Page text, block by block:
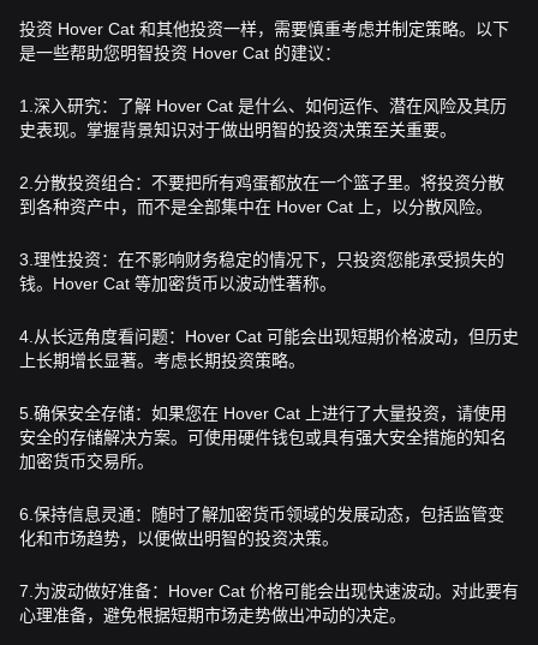
投资 Hover Cat 和其他投资一样，需要慎重考虑并制定策略。以下
是一些帮助您明智投资 Hover Cat 的建议：
1.深入研究：了解 Hover Cat 是什么、如何运作、潜在风险及其历
史表现。掌握背景知识对于做出明智的投资决策至关重要。
2.分散投资组合：不要把所有鸡蛋都放在一个篮子里。将投资分散
到各种资产中，而不是全部集中在 Hover Cat 上，以分散风险。
3.理性投资：在不影响财务稳定的情况下，只投资您能承受损失的
钱。Hover Cat 等加密货币以波动性著称。
4.从长远角度看问题：Hover Cat 可能会出现短期价格波动，但历史
上长期增长显著。考虑长期投资策略。
5.确保安全存储：如果您在 Hover Cat 上进行了大量投资，请使用
安全的存储解决方案。可使用硬件钱包或具有强大安全措施的知名
加密货币交易所。
6.保持信息灵通：随时了解加密货币领域的发展动态，包括监管变
化和市场趋势，以便做出明智的投资决策。
7.为波动做好准备：Hover Cat 价格可能会出现快速波动。对此要有
心理准备，避免根据短期市场走势做出冲动的决定。